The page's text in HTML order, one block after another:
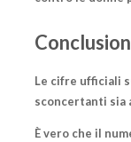
Le cifre ufficiali
sconcertanti sia
È vero che il